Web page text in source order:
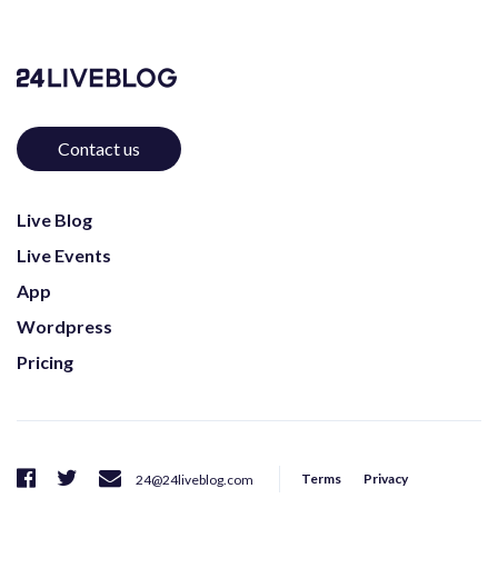
Contact us
Live Blog
Live Events
App
Wordpress
Pricing
24@24liveblog.com Terms Privacy